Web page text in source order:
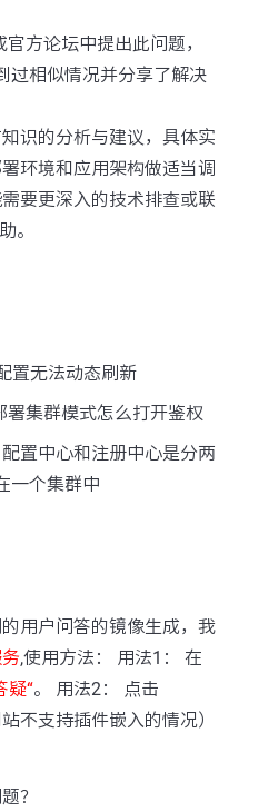
方论坛中提出此问题，
过相似情况并分享了解决
识的分析与建议，具体实
环境和应用架构做适当调
要更深入的技术排查或联
。
置无法动态刷新
署集群模式怎么打开鉴权
置中心和注册中心是分两
一个集群中
用户问答的镜像生成，我
,使用方法： 用法1： 在
疑“。 用法2： 点击
站不支持插件嵌入的情况）
？